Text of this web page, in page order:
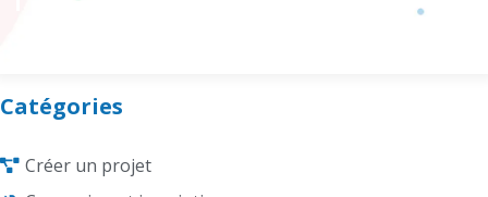
Catégories
Créer un projet